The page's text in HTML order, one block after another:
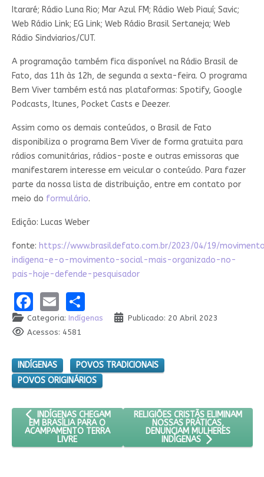
Itararé; Rádio Luna Rio; Mar Azul FM; Rádio Web Piauí; Savic;
Web Rádio Link; EG Link; Web Rádio Brasil Sertaneja; Web
Rádio Sindviarios/CUT.
A programação também fica disponível na Rádio Brasil de
Fato, das 11h às 12h, de segunda a sexta-feira. O programa
Bem Viver também está nas plataformas: Spotify, Google
Podcasts, Itunes, Pocket Casts e Deezer.
Assim como os demais conteúdos, o Brasil de Fato
disponibiliza o programa Bem Viver de forma gratuita para
rádios comunitárias, rádios-poste e outras emissoras que
manifestarem interesse em veicular o conteúdo. Para fazer
parte da nossa lista de distribuição, entre em contato por
meio do formulário.
Edição: Lucas Weber
fonte: https://www.brasildefato.com.br/2023/04/19/
indigena-e-o-movimento-social-mais-organizado-no-
pais-hoje-defende-pesquisador
Facebook
EmailShare
Categoria: Indígenas
Publicado: 20 Abril 2023
Acessos: 4581
INDÍGENAS
POVOS TRADICIONAIS
POVOS ORIGINÁRIOS
ARTIGO ANTERIOR: INDÍGENAS CHEGAM EM BRASÍLIA PARA O
INDÍGENAS CHEGAM
EM BRASÍLIA PARA O
ACAMPAMENTO TERRA
LIVRE
PRÓXIMO ARTIGO: RELIGIÕES
RELIGIÕES CRISTÃS ELIMINAM
NOSSAS PRÁTICAS,
DENUNCIAM MULHERES
INDÍGENAS